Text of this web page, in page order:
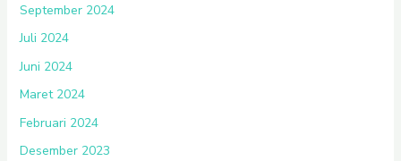
September 2024
Juli 2024
Juni 2024
Maret 2024
Februari 2024
Desember 2023